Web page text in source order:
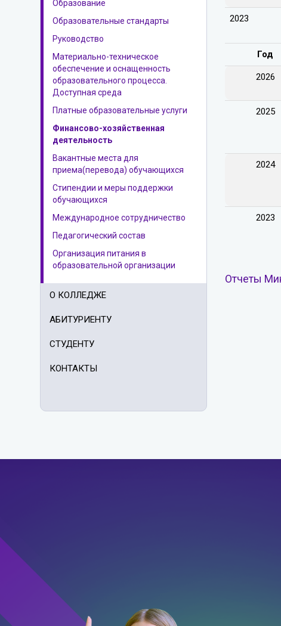
Образование
Образовательные стандарты
Руководство
Материально-техническое
обеспечение и оснащенность
образовательного процесса.
Доступная среда
Платные образовательные услуги
Финансово-хозяйственная
деятельность
Вакантные места для
приема(перевода) обучающихся
Стипендии и меры поддержки
обучающихся
Международное сотрудничество
Педагогический состав
Организация питания в
образовательной организации
О КОЛЛЕДЖЕ
АБИТУРИЕНТУ
СТУДЕНТУ
КОНТАКТЫ
2023
Год
2026
2025
2024
2023
Отчеты